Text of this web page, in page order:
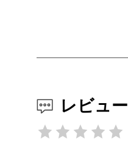
レビュー